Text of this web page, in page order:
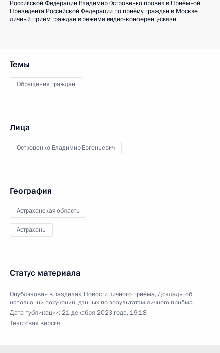
Российской Федерации Владимир Островенко провёл в Приёмной
Президента Российской Федерации по приёму граждан в Москве
личный приём граждан в режиме видео-конференц-связи
Темы
Обращения граждан
Лица
Островенко Владимир Евгеньевич
География
Астраханская область
Астрахань
Статус материала
Опубликован в разделах: Новости личного приёма,Доклады об
исполнении поручений, данных по результатам личного приёма
Дата публикации:21 декабря 2023 года, 19:18
Текстовая версия